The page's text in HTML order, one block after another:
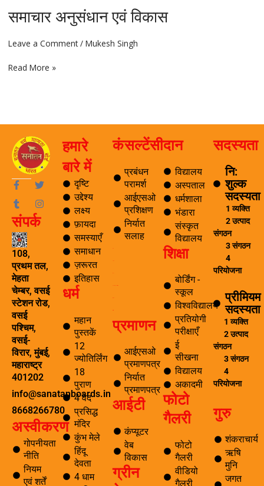
समाचार अनुसंधान एवं विकास
Leave a Comment / Mukesh Singh
समाचार
अनुसंधान
विकास
Read More »
F
a
c
e
b
o
o
k
-
f
T
i
t
T
u
m
b
l
r
I
s
a
m
संपर्क
108,
प्रथम तल,
मेहता
चेम्बर, वसई
स्टेशन रोड,
वसई
पश्चिम,
वसई-
विरार, मुंबई,
महाराष्ट्र
401202
info@sanatanboards.in
8668266780
अस्वीकरण
गोपनीयता
नीति
नियम
एवं शर्तें
हमारे
बारे में
दृष्टि
उद्देश्य
लक्ष्य
फ़ायदा
समस्याएँ
समाधान
ज़रूरत
इतिहास
धर्म
महान
पुस्तकें
12
ज्योतिर्लिंग
18
पुराण
4 वेद
प्रसिद्ध
मंदिर
कुंभ मेले
हिंदू
देवता
4 धाम
कंसल्टेंसी
प्रबंधन
परामर्श
आईएसओ
प्रशिक्षण
निर्यात
सलाह
प्रमाणन
आईएसओ
प्रमाणपत्र
निर्यात
प्रमाणपत्र
आईटी
कंप्यूटर
वेब
विकास
ग्रीन
दान
विद्यालय
अस्पताल
धर्मशाला
भंडारा
संस्कृत
विद्यालय
शिक्षा
बोर्डिंग -
स्कूल
विश्वविद्यालय
प्रतियोगी
परीक्षाएँ
ई
सीखना
विद्यालय
अकादमी
फोटो
गैलरी
फोटो
गैलरी
वीडियो
गैलरी
सदस्यता
नि:
शुल्क
सदस्यता
1 व्यक्ति
2 उत्पाद
संगठन
3 संगठन
4
परियोजना
प्रीमियम
सदस्यता
1 व्यक्ति
2 उत्पाद
संगठन
3 संगठन
4
परियोजना
गुरु
शंकराचार्य
ऋषि
मुनि
जगत